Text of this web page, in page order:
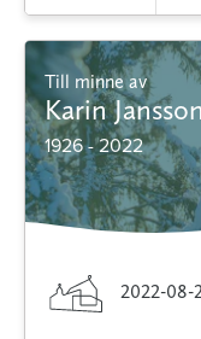
Till minne av
Karin Jansson
1926 - 2022
2022-08-